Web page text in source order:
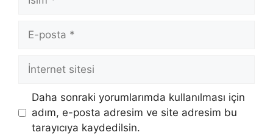
posta
İnternet
Daha sonraki yorumlarımda kullanılması için
adım, e-posta adresim ve site adresim bu
tarayıcıya kaydedilsin.